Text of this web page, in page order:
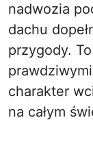
nadwozia
dachu
przygody.
prawdziwymi
charakter
na całym